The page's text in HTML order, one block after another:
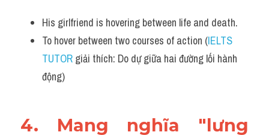
His girlfriend is hovering between life and death.
To hover between two courses of action (IELTS
TUTOR giải thích: Do dự giữa hai đường lối hành
động)
4. Mang nghĩa "lưng